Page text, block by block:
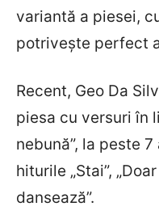
variantă a piesei,
potriveşte perfect
Recent, Geo Da
piesa cu versuri în
nebună”, la peste
hiturile „Stai”,
dansează”.